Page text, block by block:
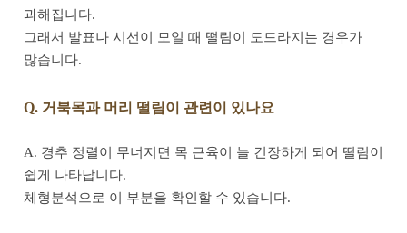
과해집니다.
그래서 발표나 시선이 모일 때 떨림이 도드라지는 경우가
많습니다.
Q. 거북목과 머리 떨림이 관련이 있나요
A. 경추 정렬이 무너지면 목 근육이 늘 긴장하게 되어 떨림이
쉽게 나타납니다.
체형분석으로 이 부분을 확인할 수 있습니다.